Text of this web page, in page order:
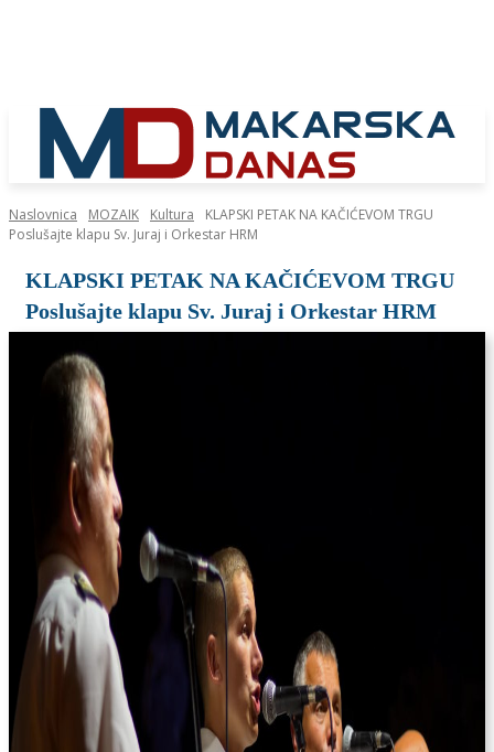
Naslovnica MOZAIK Kultura
KLAPSKI PETAK NA KAČIĆEVOM TRGU
Poslušajte klapu Sv. Juraj i Orkestar HRM
KLAPSKI PETAK NA KAČIĆEVOM TRGU
Poslušajte klapu Sv. Juraj i Orkestar HRM